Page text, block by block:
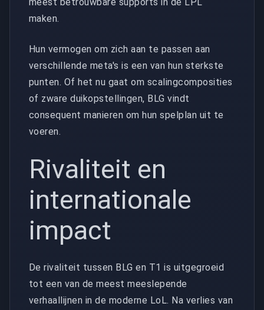
meest betrouwbare supports in de LPL
maken.
Hun vermogen om zich aan te passen aan
verschillende meta's is een van hun sterkste
punten. Of het nu gaat om scalingcomposities
of zware duikopstellingen, BLG vindt
consequent manieren om hun spelplan uit te
voeren.
Rivaliteit en
internationale
impact
De rivaliteit tussen BLG en T1 is uitgegroeid
tot een van de meest meeslepende
verhaallijnen in de moderne LoL. Na verlies van